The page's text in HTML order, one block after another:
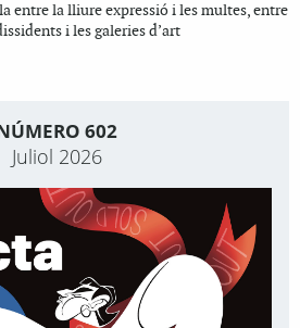
entre la lliure expressió i les multes, entre
i les galeries d’art
602
Juliol 2026